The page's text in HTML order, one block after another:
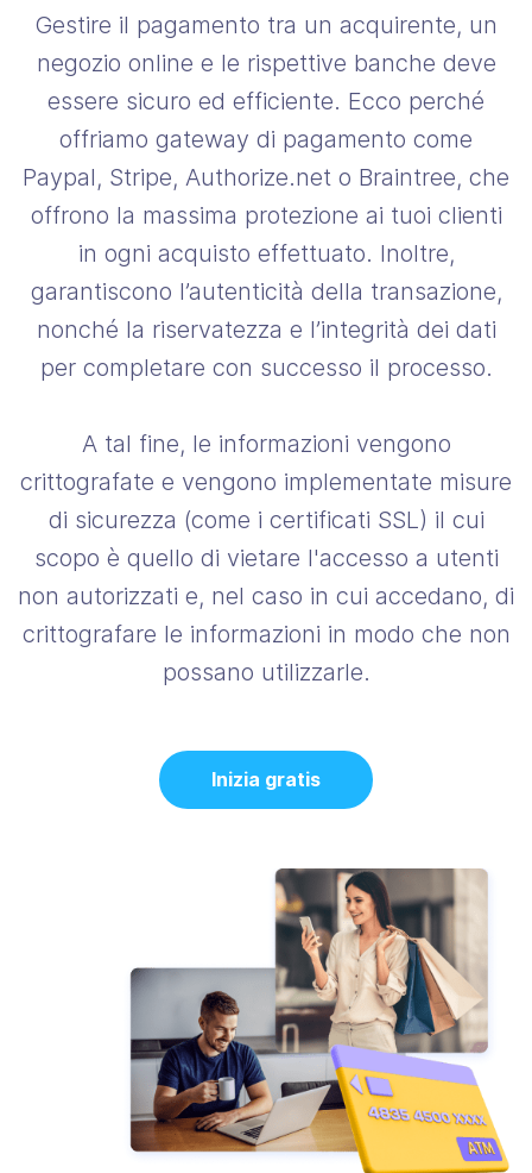
Gestire il pagamento tra un acquirente, un
negozio online e le rispettive banche deve
essere sicuro ed efficiente. Ecco perché
offriamo gateway di pagamento come
Paypal, Stripe, Authorize.net o Braintree, che
offrono la massima protezione ai tuoi clienti
in ogni acquisto effettuato. Inoltre,
garantiscono l’autenticità della transazione,
nonché la riservatezza e l’integrità dei dati
per completare con successo il processo.
A tal fine, le informazioni vengono
crittografate e vengono implementate misure
di sicurezza (come i certificati SSL) il cui
scopo è quello di vietare l'accesso a utenti
non autorizzati e, nel caso in cui accedano, di
crittografare le informazioni in modo che non
possano utilizzarle.
Inizia gratis